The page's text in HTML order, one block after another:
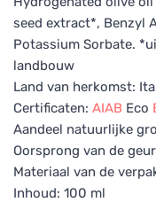
seed extract*, Benzyl
Potassium Sorbate.
landbouw
Land van herkomst:
Certificaten: AIAB Eco
Aandeel natuurlijke
Oorsprong van de
Materiaal van de
Inhoud: 100 ml